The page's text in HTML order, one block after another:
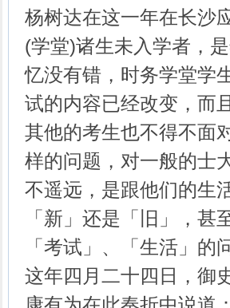
杨树达在这一年在长沙
(学堂)诸生未入学者，
忆没有错，时务学堂学
试的内容已经改变，而
其他的考生也不得不面
样的问题，对一般的士
不遥远，是跟他们的生
「新」还是「旧」，
「考试」、「生活」的
这年四月二十四日，御